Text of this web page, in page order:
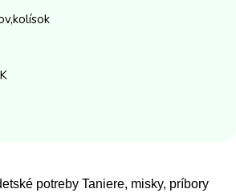
potreby Taniere, misky, príbory